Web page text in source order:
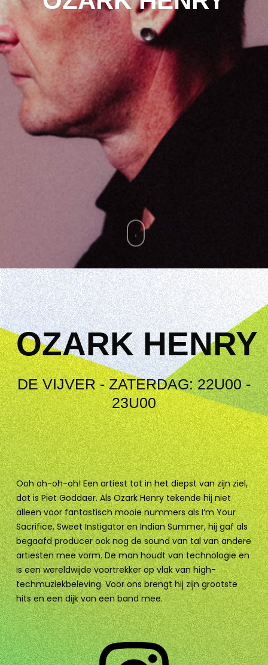
OZARK HENRY
DE VIJVER - ZATERDAG: 22U00 -
23U00
Ooh oh-oh-oh! Een artiest tot in het diepst van zijn ziel,
dat is Piet Goddaer. Als Ozark Henry tekende hij niet
alleen voor fantastisch mooie nummers als I’m Your
Sacrifice, Sweet Instigator en Indian Summer, hij gaf als
begaafd producer ook nog de sound van tal van andere
artiesten mee vorm. De man houdt van technologie en
is een wereldwijde voortrekker op vlak van high-
techmuziekbeleving. Voor ons brengt hij zijn grootste
hits en een dijk van een band mee.